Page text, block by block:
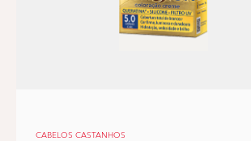
CABELOS CASTANHOS